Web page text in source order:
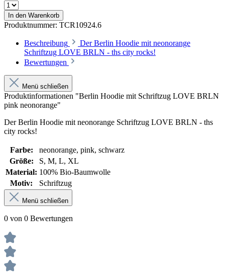
In den Warenkorb
Produktnummer: TCR10924.6
Beschreibung
Der Berlin Hoodie mit neonorange
Schriftzug LOVE BRLN - ths city rocks!
Bewertungen
Menü schließen
Produktinformationen "Berlin Hoodie mit Schriftzug LOVE BRLN
pink neonorange"
Der Berlin Hoodie mit neonorange Schriftzug LOVE BRLN - ths
city rocks!
Farbe: neonorange, pink, schwarz
Größe:
S, M, L, XL
Material: 100% Bio-Baumwolle
Motiv:
Schriftzug
Menü schließen
0 von 0 Bewertungen